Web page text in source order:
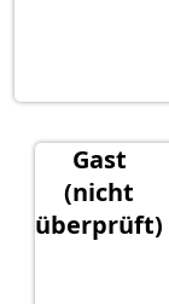
Gast
(nicht
überprüft)